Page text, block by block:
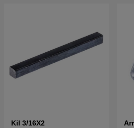
Kil 3/16X2